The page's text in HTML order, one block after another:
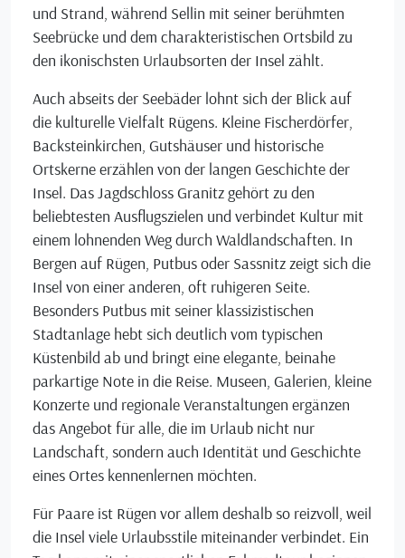
und Strand, während Sellin mit seiner berühmten
Seebrücke und dem charakteristischen Ortsbild zu
den ikonischsten Urlaubsorten der Insel zählt.
Auch abseits der Seebäder lohnt sich der Blick auf
die kulturelle Vielfalt Rügens. Kleine Fischerdörfer,
Backsteinkirchen, Gutshäuser und historische
Ortskerne erzählen von der langen Geschichte der
Insel. Das Jagdschloss Granitz gehört zu den
beliebtesten Ausflugszielen und verbindet Kultur mit
einem lohnenden Weg durch Waldlandschaften. In
Bergen auf Rügen, Putbus oder Sassnitz zeigt sich die
Insel von einer anderen, oft ruhigeren Seite.
Besonders Putbus mit seiner klassizistischen
Stadtanlage hebt sich deutlich vom typischen
Küstenbild ab und bringt eine elegante, beinahe
parkartige Note in die Reise. Museen, Galerien, kleine
Konzerte und regionale Veranstaltungen ergänzen
das Angebot für alle, die im Urlaub nicht nur
Landschaft, sondern auch Identität und Geschichte
eines Ortes kennenlernen möchten.
Für Paare ist Rügen vor allem deshalb so reizvoll, weil
die Insel viele Urlaubsstile miteinander verbindet. Ein